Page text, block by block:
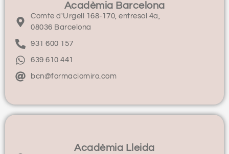
Acadèmia Barcelona
Comte d'Urgell 168-170, entresol 4a,
08036 Barcelona
931 600 157
639 610 441
bcn@formaciomiro.com
Acadèmia Lleida